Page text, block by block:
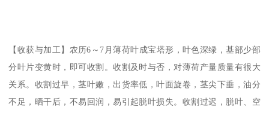
【收获与加工】农历6～7月薄荷叶成宝塔形，叶色深绿，基部少部
分叶片变黄时，即可收割。收割及时与否，对薄荷产量质量有很大
关系。收割过早，茎叶嫩，出货率低，叶面旋卷，茎尖下垂，油分
不足，晒干后，不易回润，易引起脱叶损失。收割过迟，脱叶、空